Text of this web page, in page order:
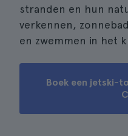
stranden en hun
verkennen,
en zwemmen in het
Boek een jetski-